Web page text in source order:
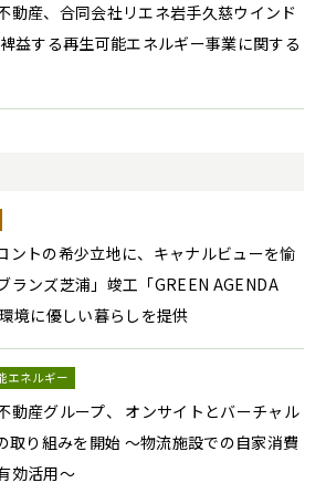
動産、合同会社リエネ岩手久慈ウインド
する再生可能エネルギー事業に関する
トの希少立地に、キャナルビューを愉
ランズ芝浦」竣工「GREEN AGENDA
境に優しい暮らしを提供
エネルギー
動産グループ、 オンサイトとバーチャル
取り組みを開始 ～物流施設での自家消費
効活用～